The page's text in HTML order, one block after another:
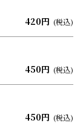
420円 (税込)
450円 (税込)
450円 (税込)